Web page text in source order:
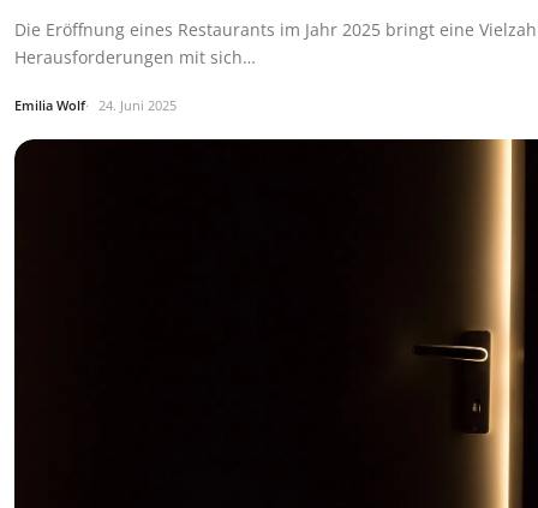
Die Eröffnung eines Restaurants im Jahr 2025 bringt eine
Herausforderungen mit sich…
Emilia Wolf 24. Juni 2025